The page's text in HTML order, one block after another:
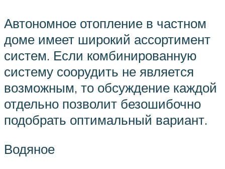
Автономное отопление в частном
доме имеет широкий ассортимент
систем. Если комбинированную
систему соорудить не является
возможным, то обсуждение каждой
отдельно позволит безошибочно
подобрать оптимальный вариант.
Водяное